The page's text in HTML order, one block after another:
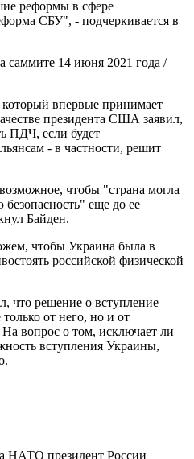
реформы в сфере
СБУ", - подчеркивается в
14 июня 2021 года /
впервые принимает
президента США заявил,
ПДЧ, если будет
- в частности, решит
чтобы "страна могла
еще до ее
Байден.
чтобы Украина была в
российской физической
что решение о вступление
от него, но и от
На вопрос о том, исключает ли
вступления Украины,
НАТО президент России